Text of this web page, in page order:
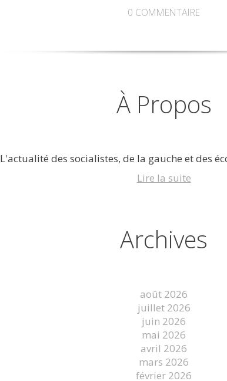
0 COMMENTAIRE
À Propos
L'actualité des socialistes, de la gauche et des
Lire la suite
Archives
août 2026
juillet 2026
juin 2026
mai 2026
avril 2026
mars 2026
février 2026